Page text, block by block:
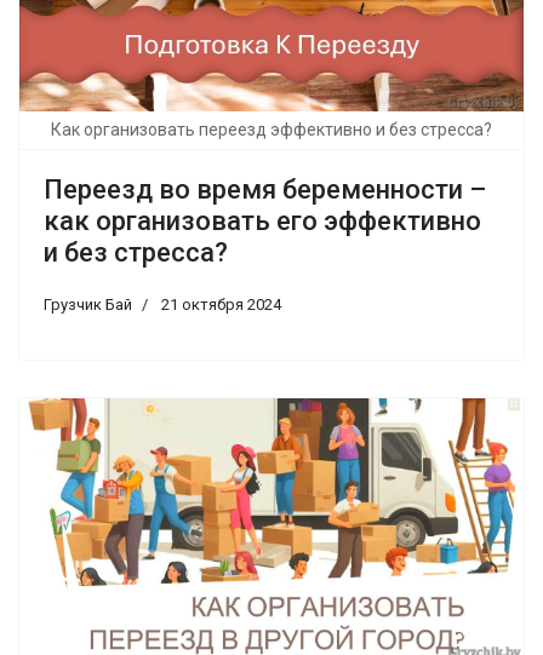
Как организовать переезд эффективно и без стресса?
Переезд во время беременности –
как организовать его эффективно
и без стресса?
Грузчик Бай 21 октября 2024